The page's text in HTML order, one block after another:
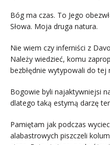
Bóg ma czas. To Jego
Słowa. Moja druga natura.
Nie wiem czy inferniści z
Należy wiedzieć, komu
bezbłędnie wytypowali do tej
Bogowie byli najaktywniejsi
dlatego taką estymą darzę
Pamiętam jak podczas
alabastrowych piszczeli